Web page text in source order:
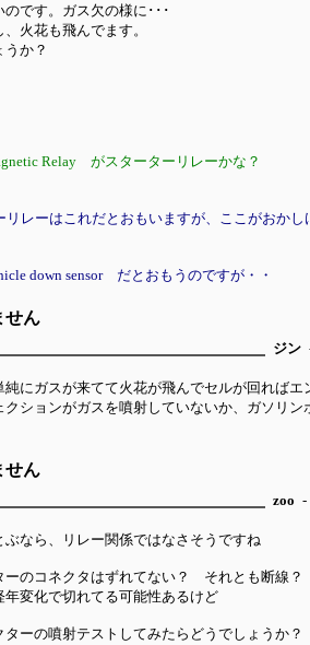
です。ガス欠の様に･･･
火花も飛んでます。
か？
Relay がスターターリレーかな？
レーはこれだとおもいますが、ここがおかし
down sensor だとおもうのですが・・
せん
ジン
にガスが来てて火花が飛んでセルが回れば
ションがガスを噴射していないか、ガソリ
せん
zoo -
なら、リレー関係ではなさそうですね
ーのコネクタはずれてない？ それとも断線？
変化で切れてる可能性あるけど
ーの噴射テストしてみたらどうでしょうか？